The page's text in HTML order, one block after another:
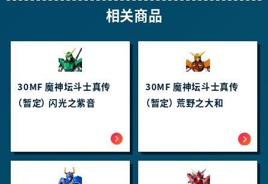
相关商品
30MF 魔神坛斗士真传
（暂定） 闪光之紫音
30MF 魔神坛斗士真传
（暂定） 荒野之大和